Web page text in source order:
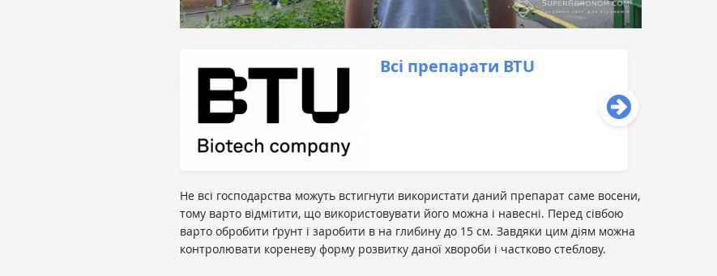
Всі препарати BTU
Не всі господарства можуть встигнути використати даний препарат саме восени,
тому варто відмітити, що використовувати його можна і навесні. Перед сівбою
варто обробити ґрунт і заробити в на глибину до 15 см. Завдяки цим діям можна
контролювати кореневу форму розвитку даної хвороби і частково стеблову.